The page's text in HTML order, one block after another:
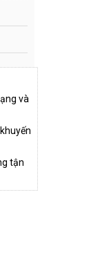
và
tận